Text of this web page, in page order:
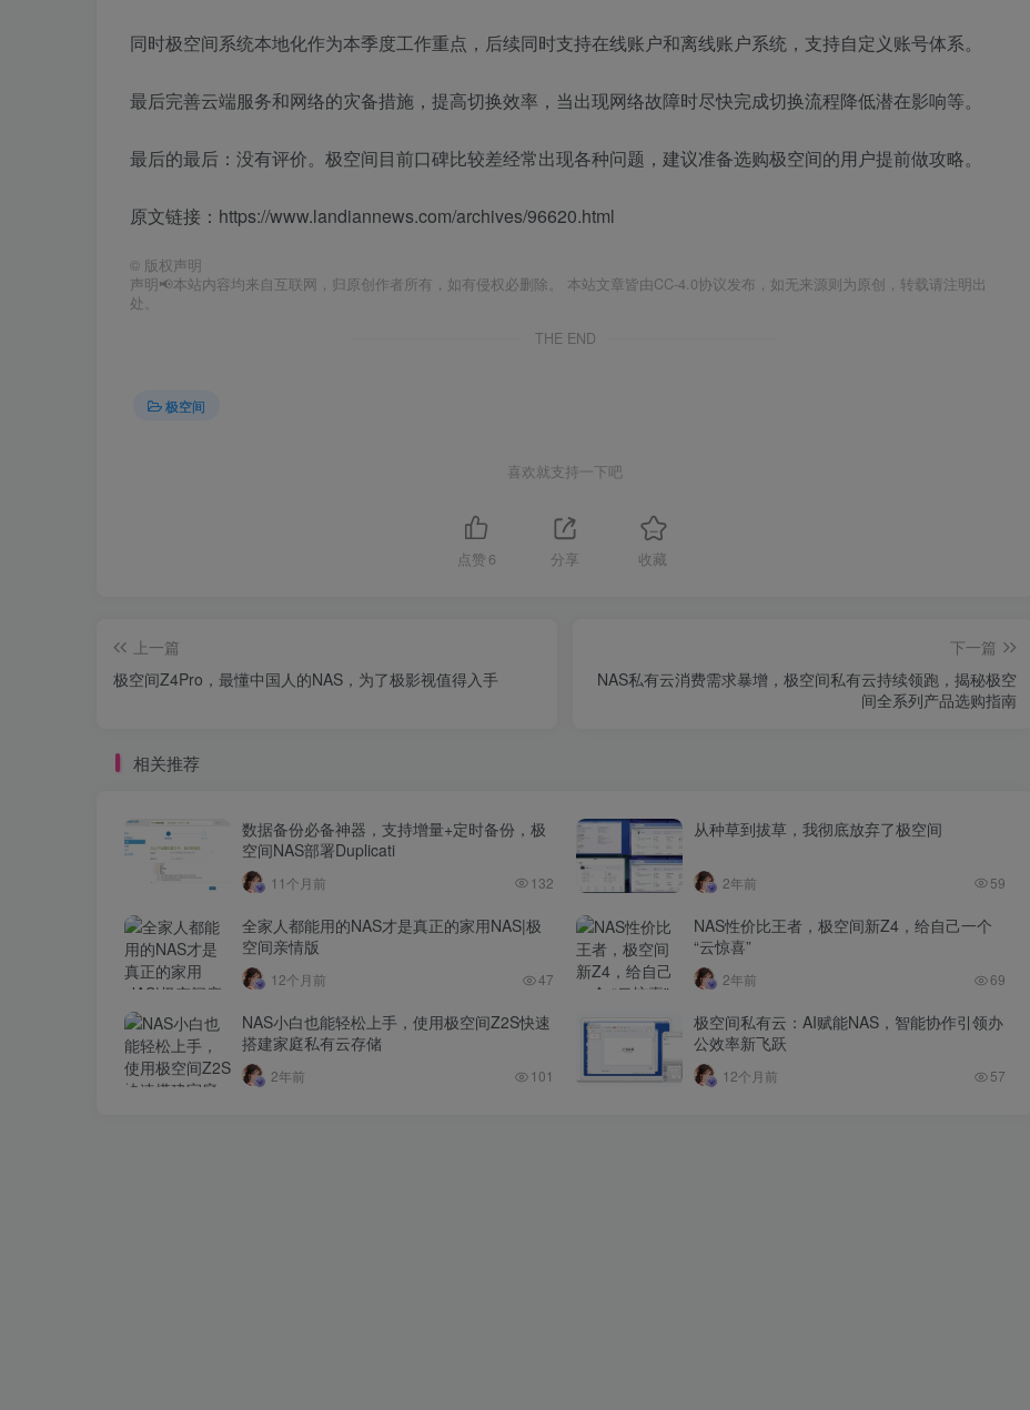
同时极空间系统本地化作为本季度工作重点，后续同时支持在线账户和离线账户系统，支持自定义账号体系。
最后完善云端服务和网络的灾备措施，提高切换效率，当出现网络故障时尽快完成切换流程降低潜在影响等。
最后的最后：没有评价。极空间目前口碑比较差经常出现各种问题，建议准备选购极空间的用户提前做攻略。
原文链接：https://www.landiannews.com/archives/96620.html
© 版权声明
声明📢本站内容均来自互联网，归原创作者所有，如有侵权必删除。 本站文章皆由CC-4.0协议发布，如无来源则为原创，转载请注明出
处。
THE END
极空间
喜欢就支持一下吧
点赞 6 分享 收藏
上一篇
极空间Z4Pro，最懂中国人的NAS，为了极影视值得入手
下一篇
NAS私有云消费需求暴增，极空间私有云持续领跑，揭秘极空
间全系列产品选购指南
相关推荐
数据备份必备神器，支持增量+定时备份，极
空间NAS部署Duplicati
11个月前 132
从种草到拔草，我彻底放弃了极空间
2年前 59
全家人都能用的NAS才是真正的家用NAS|极
空间亲情版
12个月前 47
NAS性价比王者，极空间新Z4，给自己一个
“云惊喜”
2年前 69
NAS小白也能轻松上手，使用极空间Z2S快速
搭建家庭私有云存储
2年前 101
极空间私有云：AI赋能NAS，智能协作引领办
公效率新飞跃
12个月前 57